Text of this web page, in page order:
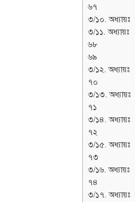
৬৭
৩/১০. অধ্যায়ঃ
৩/১১. অধ্যায়ঃ
৬৮
৬৯
৩/১২. অধ্যায়ঃ
৭০
৩/১৩. অধ্যায়ঃ
৭১
৩/১৪. অধ্যায়ঃ
৭২
৩/১৫. অধ্যায়ঃ
৭৩
৩/১৬. অধ্যায়ঃ
৭৪
৩/১৭. অধ্যায়ঃ